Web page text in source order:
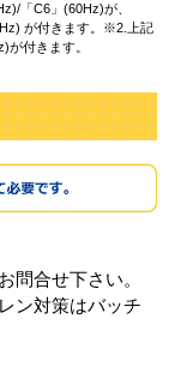
「C6」(60Hz)が、
が付きます。※2.上記
付きます。
問合せ下さい。
ン対策はバッチ